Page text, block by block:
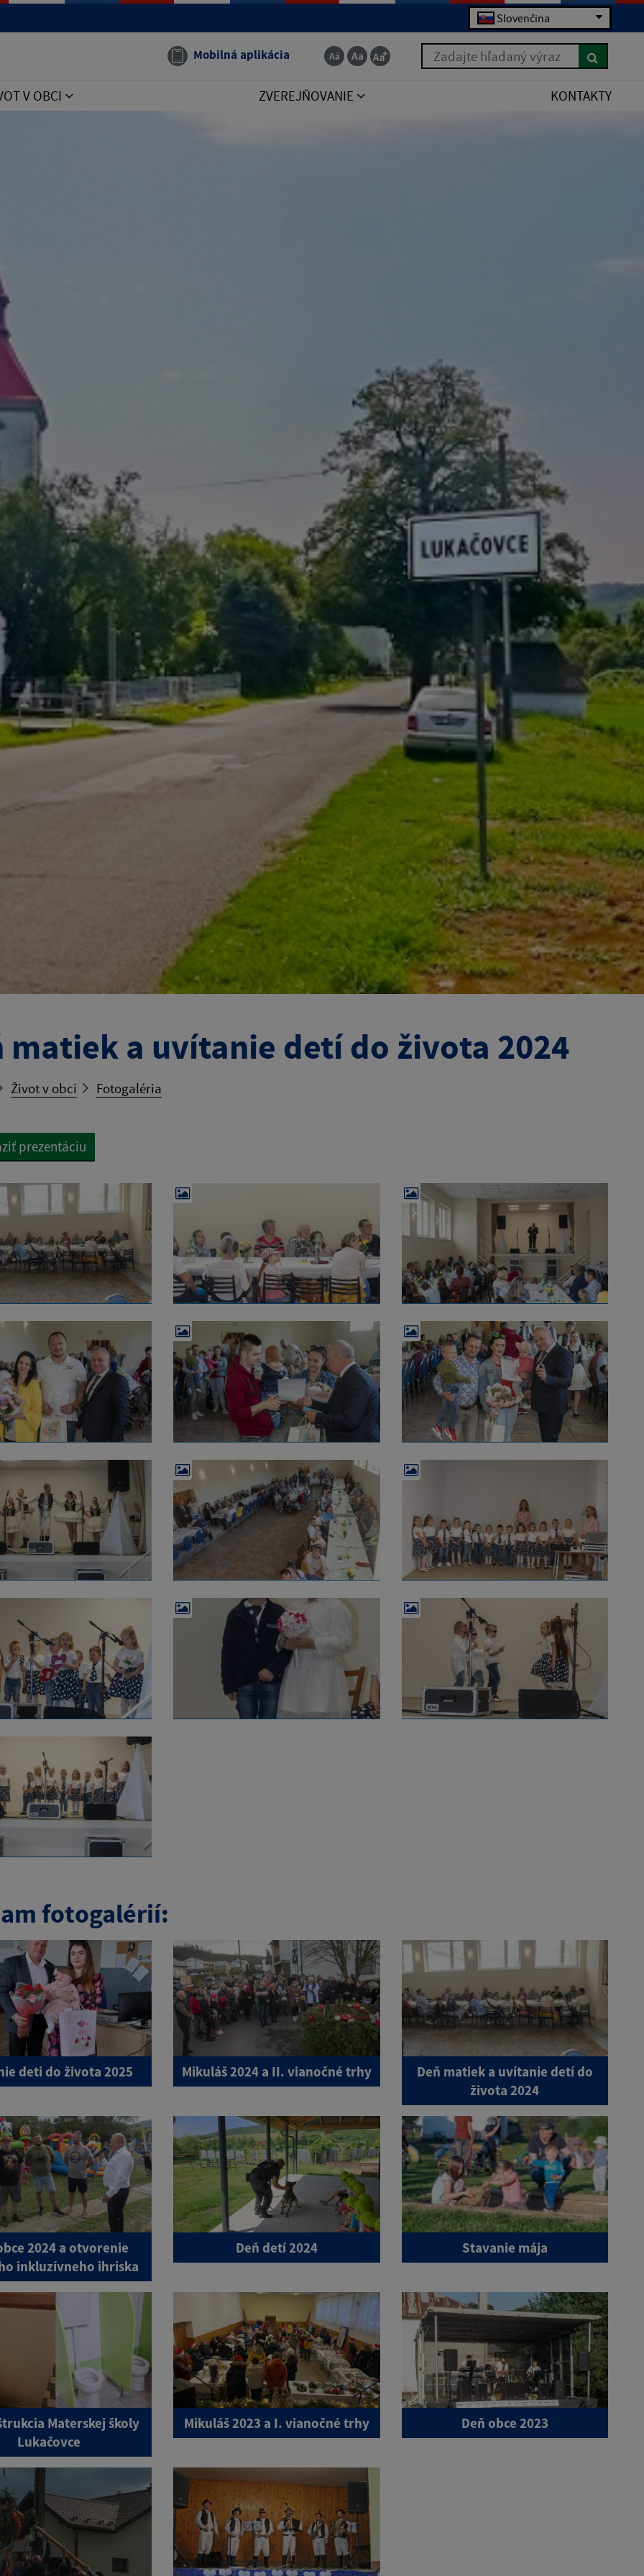
Slovenčina
Mobilná aplikácia Zadajte hľadaný výraz
V OBCI ZVEREJŇOVANIE KONTAKTY
matiek a uvítanie detí do života 2024
Život v obci Fotogaléria
prezentáciu
fotogalérií:
deti do života 2025 Mikuláš 2024 a II. vianočné trhy
Deň matiek a uvítanie detí do
života 2024
2024 a otvorenie
inkluzívneho ihriska
Deň detí 2024 Stavanie mája
Materskej školy
Lukačovce
Mikuláš 2023 a I. vianočné trhy Deň obce 2023